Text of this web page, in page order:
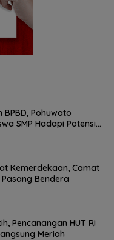
BPBD, Pohuwato
SMP Hadapi Potensi
Kemerdekaan, Camat
Bendera
Pencanangan HUT RI
Meriah